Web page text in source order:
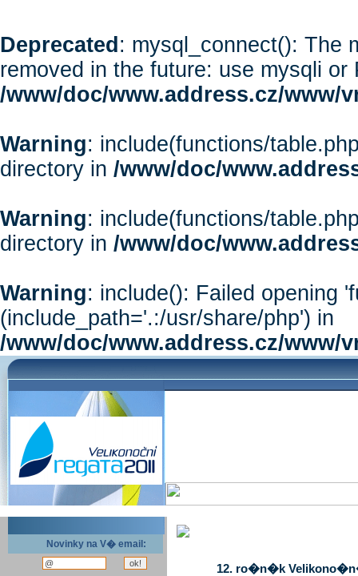
Deprecated : mysql_connect(): The
removed in the future: use mysqli or
/www/doc/www.address.cz/www/
Warning: include(functions/
directory in /www/doc/
Warning: include(functions/
directory in /www/doc/
Warning: include(): Failed opening
(include_path='.:/usr/share/php') in
/www/doc/www.address.cz/www/
Novinky na V� email:
12. ro�n�k